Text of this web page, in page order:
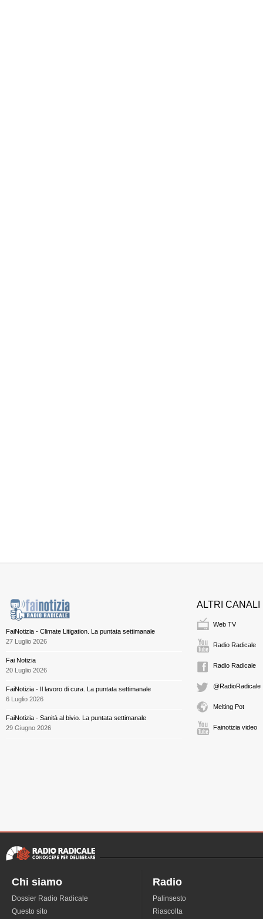
FaiNotizia - Climate Litigation. La puntata settimanale
27 Luglio 2026
Fai Notizia
20 Luglio 2026
FaiNotizia - Il lavoro di cura. La puntata settimanale
6 Luglio 2026
FaiNotizia - Sanità al bivio. La puntata settimanale
29 Giugno 2026
ALTRI CANALI
Web TV
Radio Radicale
Radio Radicale
@RadioRadicale
Melting Pot
Fainotizia video
Chi siamo
Dossier Radio Radicale
Questo sito
Radio
Palinsesto
Riascolta